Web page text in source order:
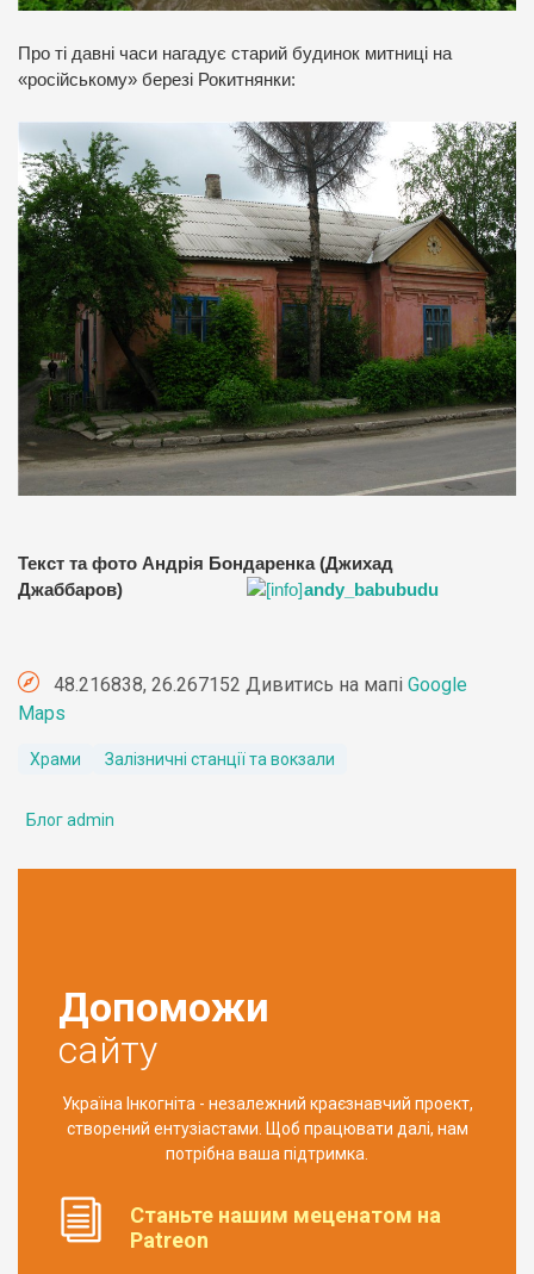
Про ті давні часи нагадує старий будинок митниці на
«російському» березі Рокитнянки:
Текст та фото Андрія Бондаренка (Джихад
Джаббаров)
andy_babubudu
48.216838, 26.267152 Дивитись на мапі Google
Maps
Храми Залізничні станції та вокзали
Блог admin
Допоможи
сайту
Україна Інкогніта - незалежний краєзнавчий проект,
створений ентузіастами. Щоб працювати далі, нам
потрібна ваша підтримка.
Станьте нашим меценатом на
Patreon